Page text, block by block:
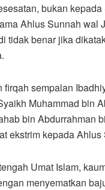
bukan
Ahlus Sunnah wal
tidak benar jika
sempalan
Muhammad bin
bin Abdurrahman
ekstrim kepada
Umat Islam,
menyematkan